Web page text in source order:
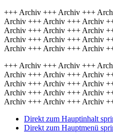
+++ Archiv +++ Archiv +++
Archiv +++ Archiv +++ Archiv
Archiv +++ Archiv +++ Archiv
Archiv +++ Archiv +++ Archiv
Archiv +++ Archiv +++ Archiv
+++ Archiv +++ Archiv +++
Archiv +++ Archiv +++ Archiv
Archiv +++ Archiv +++ Archiv
Archiv +++ Archiv +++ Archiv
Archiv +++ Archiv +++ Archiv
Direkt zum Hauptinhalt
Direkt zum Hauptmenü